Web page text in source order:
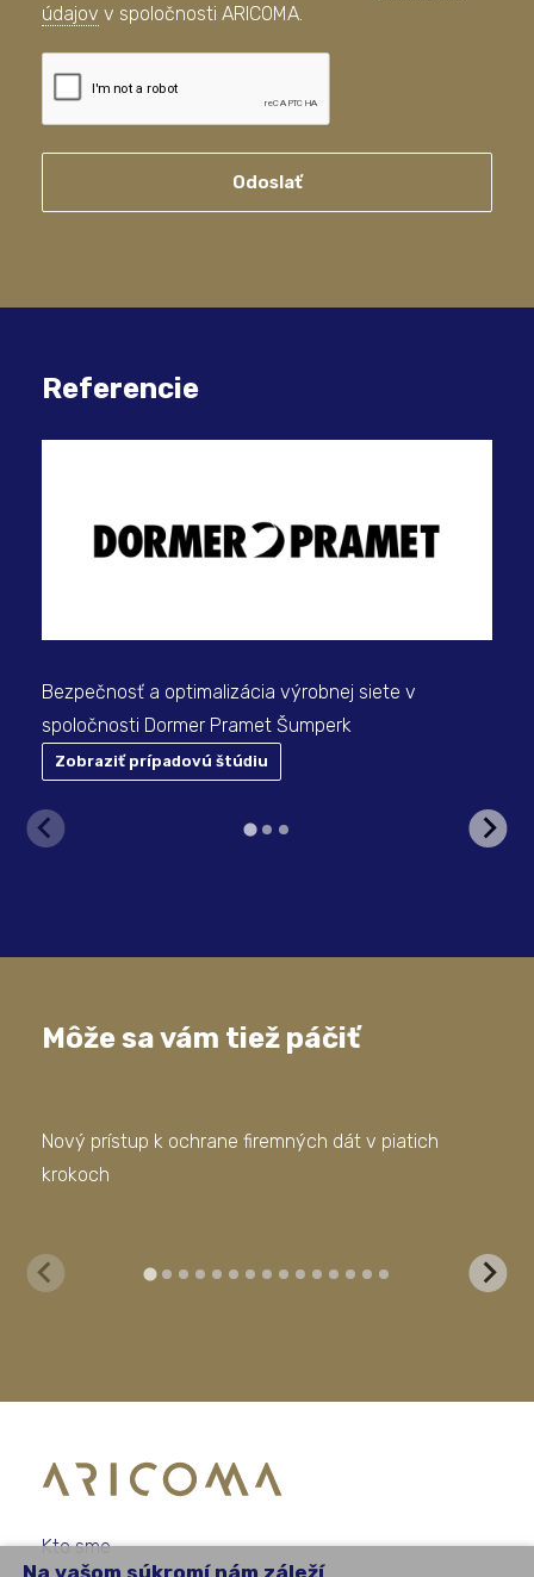
údajov v spoločnosti ARICOMA.
Odoslať
Referencie
Bezpečnosť a optimalizácia výrobnej siete v
spoločnosti Dormer Pramet Šumperk
Zobraziť prípadovú štúdiu
Môže sa vám tiež páčiť
Nový prístup k ochrane firemných dát v piatich
krokoch
Na vašom súkromí nám záleží
Kto sme